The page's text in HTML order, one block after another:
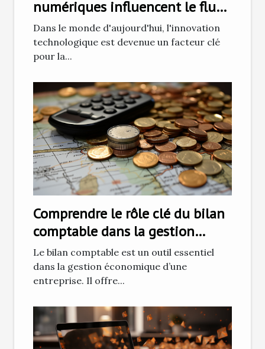
numériques influencent le flux
d'entreprise
Dans le monde d'aujourd'hui, l'innovation
technologique est devenue un facteur clé
pour la...
Comprendre le rôle clé du bilan
comptable dans la gestion
économique d'une entreprise
Le bilan comptable est un outil essentiel
dans la gestion économique d’une
entreprise. Il offre...